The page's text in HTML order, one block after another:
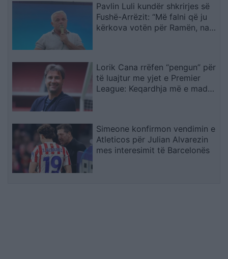
Pavlin Luli kundër shkrirjes së
Fushë-Arrëzit: “Më falni që ju
kërkova votën për Ramën, na
Lorik Cana rrëfen “pengun” për
të luajtur me yjet e Premier
League: Keqardhja më e madhe
Simeone konfirmon vendimin e
Atleticos për Julian Alvarezin
mes interesimit të Barcelonës